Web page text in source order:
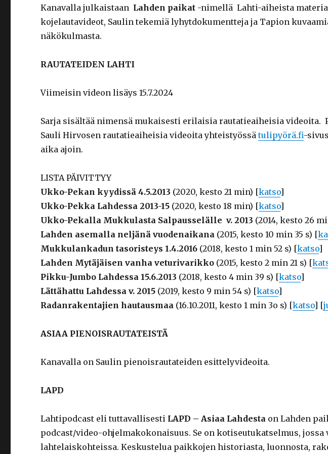
Kanavalla julkaistaan Lahden paikat -nimellä Lahti-aiheista
kojelautavideot, Saulin tekemiä lyhytdokumentteja ja Tapion
näkökulmasta.
RAUTATEIDEN LAHTI
Viimeisin videon lisäys 15.7.2024
Sarja sisältää nimensä mukaisesti erilaisia rautatieaiheisia videoita.
Sauli Hirvosen rautatieaiheisia videoita yhteistyössätulipyörä.fi-
aika ajoin.
LISTA PÄIVITTYY
Ukko-Pekan kyydissä 4.5.2013 (2020, kesto 21 min) [katso]
Ukko-Pekka Lahdessa 2013-15 (2020, kesto 18 min) [katso]
Ukko-Pekalla Mukkulasta Salpausselälle v. 2013 (2014, kesto 26
Lahden asemalla neljänä vuodenaikana (2015, kesto 10 min 35 s) [
Mukkulankadun tasoristeys 1.4.2016 (2018, kesto 1 min 52 s) [katso]
Lahden Mytäjäisen vanha veturivarikko (2015, kesto 2 min 21 s) [
Pikku-Jumbo Lahdessa 15.6.2013 (2018, kesto 4 min 39 s) [katso]
Lättähattu Lahdessa v. 2015 (2019, kesto 9 min 54 s) [katso]
Radanrakentajien hautausmaa (16.10.2011, kesto 1 min 3o s) [katso] [
ASIAA PIENOISRAUTATEISTÄ
Kanavalla on Saulin pienoisrautateiden esittelyvideoita.
LAPD
Lahtipodcast eli tuttavallisesti LAPD – Asiaa Lahdesta on Lahden
podcast/video-ohjelmakokonaisuus. Se on kotiseutukatselmus,
lahtelaiskohteissa. Keskustelua paikkojen historiasta, luonnosta,